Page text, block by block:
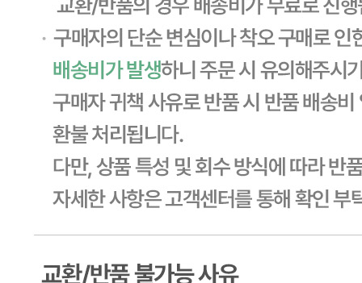
상세페이지참고
상세페이지참고
유전자변형식품에 해당하는 경우의 표시
해당사항 없음
수입식품 여부
해당사항 없음
소비자 상담 관련 전화번호
1588-6967
반품/교환 정보
판매자명
문의번호
반품/교환